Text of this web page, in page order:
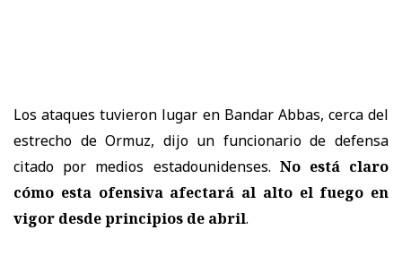
Los ataques tuvieron lugar en Bandar Abbas, cerca del
estrecho de Ormuz, dijo un funcionario de defensa
citado por medios estadounidenses. No está claro
cómo esta ofensiva afectará al alto el fuego en
vigor desde principios de abril.